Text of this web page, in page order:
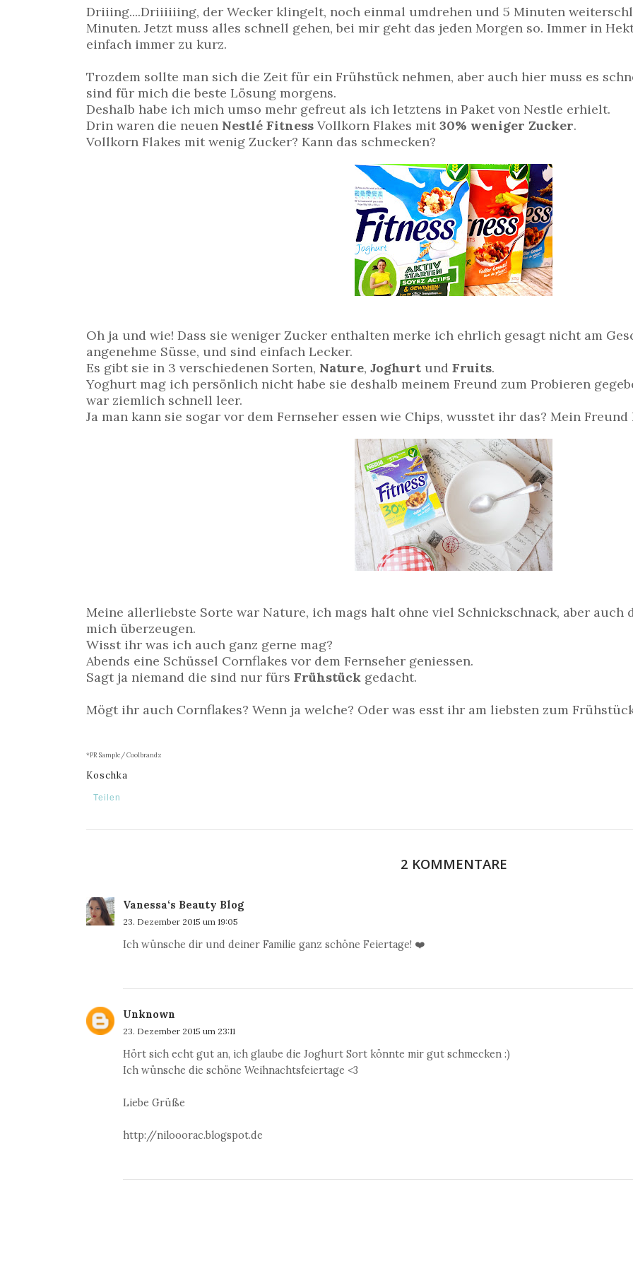
Driiing....Driiiiiing, der Wecker klingelt, noch einmal umdrehen und 5 Minuten
Minuten. Jetzt muss alles schnell gehen, bei mir geht das jeden Morgen so. Immer in
einfach immer zu kurz.
Trozdem sollte man sich die Zeit für ein Frühstück nehmen, aber auch hier muss es
sind für mich die beste Lösung morgens.
Deshalb habe ich mich umso mehr gefreut als ich letztens in Paket von Nestle erhielt.
Drin waren die neuen Nestlé Fitness Vollkorn Flakes mit 30% weniger Zucker.
Vollkorn Flakes mit wenig Zucker? Kann das schmecken?
Oh ja und wie! Dass sie weniger Zucker enthalten merke ich ehrlich gesagt nicht am
angenehme Süsse, und sind einfach Lecker.
Es gibt sie in 3 verschiedenen Sorten, Nature, Joghurt und Fruits.
Yoghurt mag ich persönlich nicht habe sie deshalb meinem Freund zum Probieren
war ziemlich schnell leer.
Ja man kann sie sogar vor dem Fernseher essen wie Chips, wusstet ihr das? Mein
Meine allerliebste Sorte war Nature, ich mags halt ohne viel Schnickschnack, aber auch
mich überzeugen.
Wisst ihr was ich auch ganz gerne mag?
Abends eine Schüssel Cornflakes vor dem Fernseher geniessen.
Sagt ja niemand die sind nur fürs Frühstück gedacht.
Mögt ihr auch Cornflakes? Wenn ja welche? Oder was esst ihr am liebsten zum
*PR Sample/ Coolbrandz
Koschka
Teilen
2 KOMMENTARE
Vanessa‘s Beauty Blog
23. Dezember 2015 um 19:05
Ich wünsche dir und deiner Familie ganz schöne Feiertage! ❤️
Unknown
23. Dezember 2015 um 23:11
Hört sich echt gut an, ich glaube die Joghurt Sort könnte mir gut schmecken :)
Ich wünsche die schöne Weihnachtsfeiertage <3
Liebe Grüße
http://nilooorac.blogspot.de